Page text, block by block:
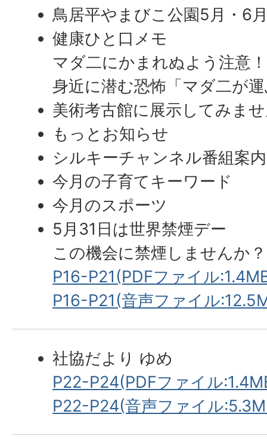
鳥居平やまびこ公園5月・6
健康ひと口メモ
マダ二にかまれぬよう注意！
身近に潜む恐怖「マダ二が
美術考古館に展示してみま
もっとお知らせ
シルキーチャンネル番組案内
今月の子育てキーワード
今月のスポーツ
5月31日は世界禁煙デー
この機会に禁煙しませんか？
P16-P21(PDFファイル
P16-P21(音声ファイル
社協だより ゆめ
P22-P24(PDFファイル
P22-P24(音声ファイル